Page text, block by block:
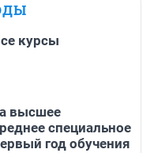
курсы
высшее
специальное
год обучения